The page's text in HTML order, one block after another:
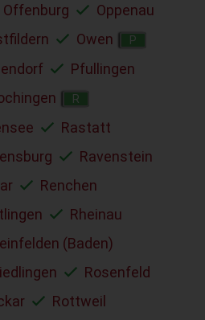
Offenburg
Oppenau
Owen P
Pfullingen
R
Rastatt
Ravenstein
Renchen
Rheinau
(Baden)
Rosenfeld
Rottweil